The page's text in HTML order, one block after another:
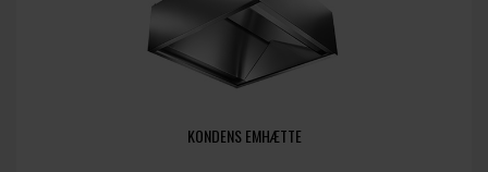
KONDENS EMHÆTTE